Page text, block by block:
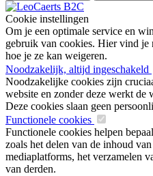
Cookie instellingen
Om je een optimale service en
gebruik van cookies. Hier vind je
hoe je ze kan weigeren.
Noodzakelijk, altijd ingeschakeld
Noodzakelijke cookies zijn
website en zonder deze werkt de
Deze cookies slaan geen
Functionele cookies
Functionele cookies helpen
zoals het delen van de inhoud
mediaplatforms, het verzamelen
van derden.